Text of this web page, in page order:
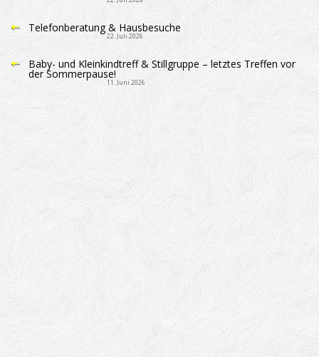
Telefonberatung & Hausbesuche
22. Juli 2026
Baby- und Kleinkindtreff & Stillgruppe – letztes Treffen vor
der Sommerpause!
11. Juni 2026